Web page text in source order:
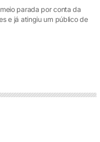
parada por conta da
e já atingiu um público de